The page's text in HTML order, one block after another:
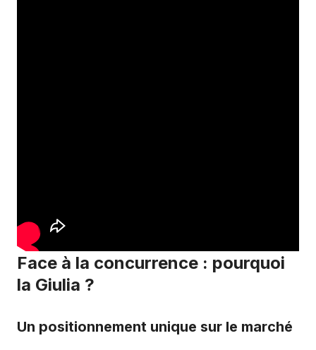
Face à la concurrence : pourquoi
la Giulia ?
Un positionnement unique sur le marché